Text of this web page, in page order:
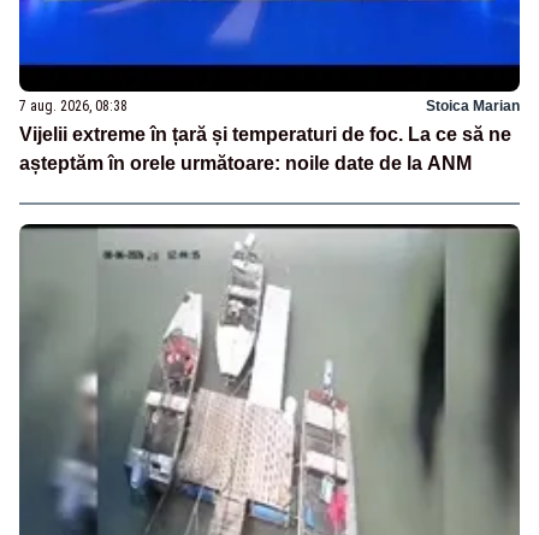
7 aug. 2026, 08:38 Stoica Marian
Vijelii extreme în țară și temperaturi de foc. La ce să ne
așteptăm în orele următoare: noile date de la ANM